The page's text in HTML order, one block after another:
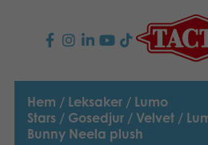
PRODUKTER
Barnspel
NYHETER
Hem / Leksaker / Lumo
Stars / Gosedjur / Velvet /
Bunny Neela plush